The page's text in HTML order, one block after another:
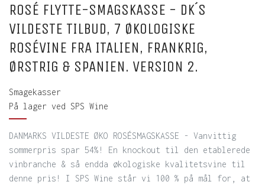
ROSÉ FLYTTE-SMAGSKASSE - DK´S
VILDESTE TILBUD, 7 ØKOLOGISKE
ROSÉVINE FRA ITALIEN, FRANKRIG,
ØRSTRIG & SPANIEN. VERSION 2.
Smagekasser
På lager ved SPS Wine
DANMARKS VILDESTE ØKO ROSÉSMAGSKASSE - Vanvittig
sommerpris spar 54%! En knockout til den etablerede
vinbranche & så endda økologiske kvalitetsvine til
denne pris! I SPS Wine står vi 100 % på mål for, at